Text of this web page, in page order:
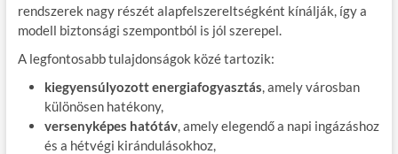
rendszerek nagy részét alapfelszereltségként kínálják, így a
modell biztonsági szempontból is jól szerepel.
A legfontosabb tulajdonságok közé tartozik:
kiegyensúlyozott energiafogyasztás, amely városban
különösen hatékony,
versenyképes hatótáv, amely elegendő a napi ingázáshoz
és a hétvégi kirándulásokhoz,